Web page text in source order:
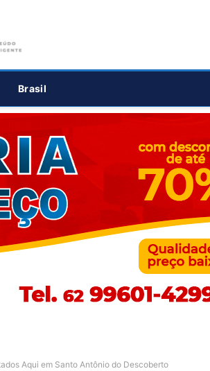
Brasil
Aqui em Santo Antônio do Descoberto